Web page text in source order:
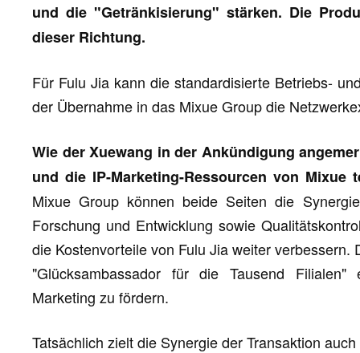
und die "Getränkisierung" stärken. Die
dieser Richtung.
Für Fulu Jia kann die standardisierte Betriebs-
der Übernahme in das Mixue Group die
Wie der Xuewang in der Ankündigung
und die IP-Marketing-Ressourcen von Mixue
Mixue Group können beide Seiten die
Forschung und Entwicklung sowie
die Kostenvorteile von Fulu Jia weiter
"Glücksambassador für die Tausend
Marketing zu fördern.
Tatsächlich zielt die Synergie der Transaktion